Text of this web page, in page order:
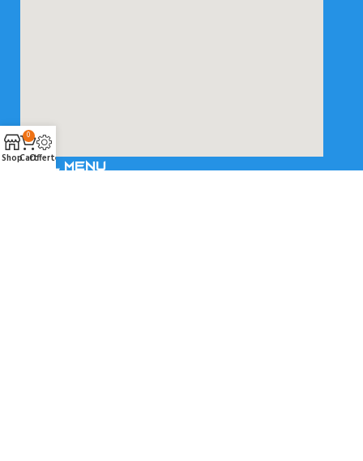
SNEL MENU
Shop
0
CartOfferte